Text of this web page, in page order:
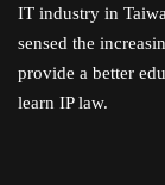
IT industry in
sensed the
provide a better
learn IP law.